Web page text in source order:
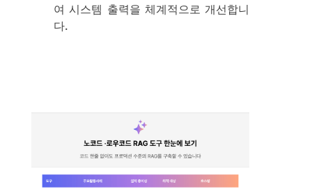
여 시스템 출력을 체계적으로 개선합니
다.